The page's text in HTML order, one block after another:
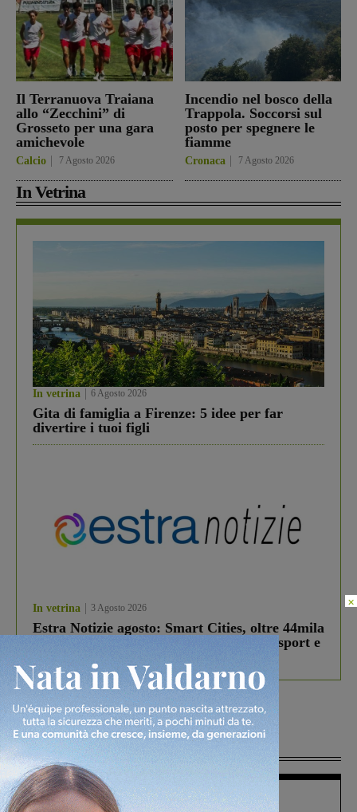
Il Terranuova Traiana
allo “Zecchini” di
Grosseto per una gara
amichevole
Calcio 7 Agosto 2026
Incendio nel bosco della
Trappola. Soccorsi sul
posto per spegnere le
fiamme
Cronaca 7 Agosto 2026
In Vetrina
In vetrina 6 Agosto 2026
Gita di famiglia a Firenze: 5 idee per far
divertire i tuoi figli
In vetrina 3 Agosto 2026
Estra Notizie agosto: Smart Cities, oltre 44mila
studenti coinvolti, torna il bando per lo sport e
debutta il podcast Estrair
Più lette
Figline Incisa Valdarno 1 Agosto 2026
×